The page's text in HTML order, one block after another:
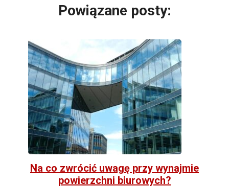
Powiązane posty:
Na co zwrócić uwagę przy wynajmie
powierzchni biurowych?